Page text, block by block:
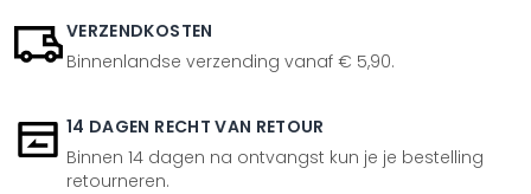
VERZENDKOSTEN
Binnenlandse verzending vanaf € 5,90.
14 DAGEN RECHT VAN RETOUR
Binnen 14 dagen na ontvangst kun je je bestelling
retourneren.